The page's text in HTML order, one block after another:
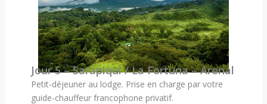
Jour 5 – Sarapiqui / La Fortuna – Arenal
Petit-déjeuner au lodge. Prise en charge par votre
guide-chauffeur francophone privatif.